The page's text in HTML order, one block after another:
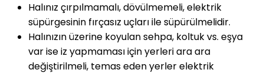
Halınız çırpılmamalı, dövülmemeli, elektrik
süpürgesinin fırçasız uçları ile süpürülmelidir.
Halınızın üzerine koyulan sehpa, koltuk vs. eşya
var ise iz yapmaması için yerleri ara ara
değiştirilmeli, temas eden yerler elektrik